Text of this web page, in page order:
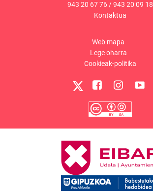
943 20 67 76/943 20 09 18
Kontaktua
Web mapa
Lege oharra
Cookieak-politika